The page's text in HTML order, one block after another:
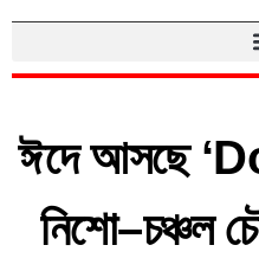
ঈদে আসছে
নিশো–চঞ্চল